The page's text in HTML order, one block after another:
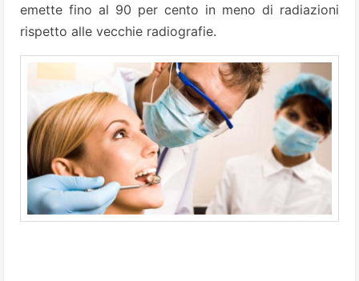
emette fino al 90 per cento in meno di radiazioni
rispetto alle vecchie radiografie.